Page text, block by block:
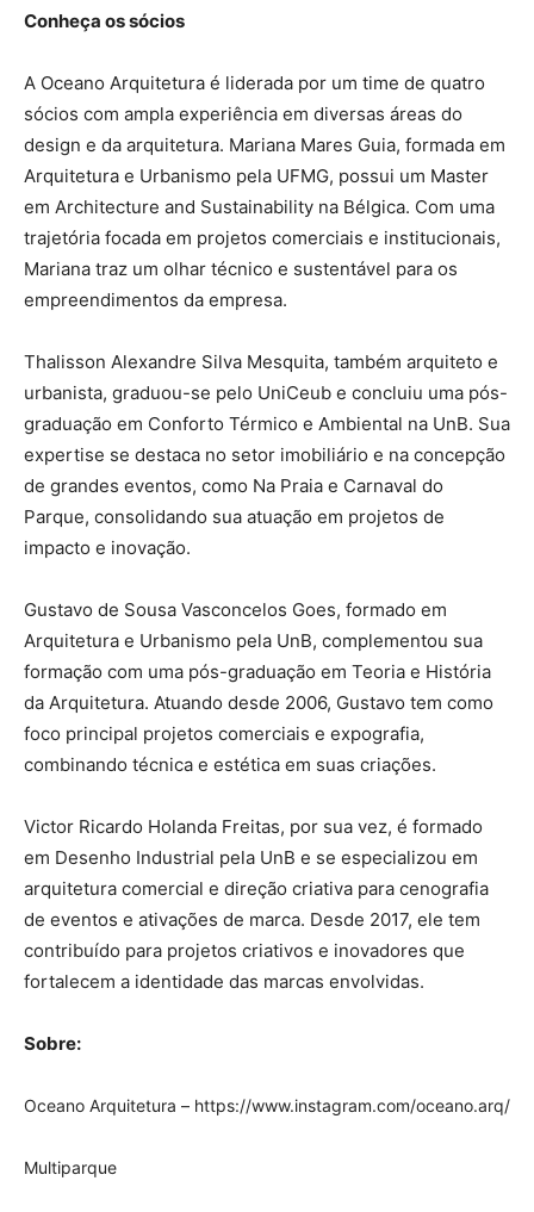
Conheça os sócios
A Oceano Arquitetura é liderada por um time de quatro
sócios com ampla experiência em diversas áreas do
design e da arquitetura. Mariana Mares Guia, formada em
Arquitetura e Urbanismo pela UFMG, possui um Master
em Architecture and Sustainability na Bélgica. Com uma
trajetória focada em projetos comerciais e institucionais,
Mariana traz um olhar técnico e sustentável para os
empreendimentos da empresa.
Thalisson Alexandre Silva Mesquita, também arquiteto e
urbanista, graduou-se pelo UniCeub e concluiu uma pós-
graduação em Conforto Térmico e Ambiental na UnB. Sua
expertise se destaca no setor imobiliário e na concepção
de grandes eventos, como Na Praia e Carnaval do
Parque, consolidando sua atuação em projetos de
impacto e inovação.
Gustavo de Sousa Vasconcelos Goes, formado em
Arquitetura e Urbanismo pela UnB, complementou sua
formação com uma pós-graduação em Teoria e História
da Arquitetura. Atuando desde 2006, Gustavo tem como
foco principal projetos comerciais e expografia,
combinando técnica e estética em suas criações.
Victor Ricardo Holanda Freitas, por sua vez, é formado
em Desenho Industrial pela UnB e se especializou em
arquitetura comercial e direção criativa para cenografia
de eventos e ativações de marca. Desde 2017, ele tem
contribuído para projetos criativos e inovadores que
fortalecem a identidade das marcas envolvidas.
Sobre:
Oceano Arquitetura – https://www.instagram.com/oceano.arq/
Multiparque